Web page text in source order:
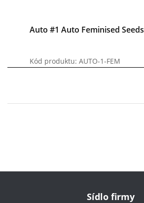
Auto #1 Auto Feminised Seeds
Kód produktu: AUTO-1-FEM
Sídlo firmy